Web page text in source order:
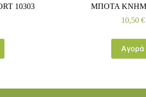
10303
ΜΠΟΤΑ
10,50 €
Αγορά